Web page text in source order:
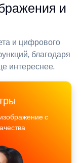
и
и цифрового
благодаря
интереснее.
с